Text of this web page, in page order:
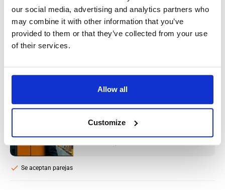
our social media, advertising and analytics partners who
may combine it with other information that you’ve
provided to them or that they’ve collected from your use
of their services.
Allow all
Customize
Conductor de carretilla retráctil (con
Salary:from 17,13€/h
Conductor de carretilla retráctil (con
certificado) Leerdam, En Holanda
Leerdam, Netherlands
Se aceptan parejas
check